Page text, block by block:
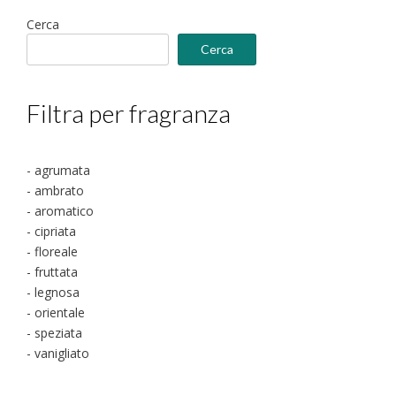
pagina
del
prodotto
Cerca
Cerca
Filtra per fragranza
- agrumata
- ambrato
- aromatico
- cipriata
- floreale
- fruttata
- legnosa
- orientale
- speziata
- vanigliato